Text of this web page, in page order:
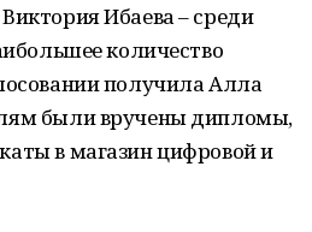
Ибаева – среди
количество
получила Алла
были вручены дипломы,
в магазин цифровой и